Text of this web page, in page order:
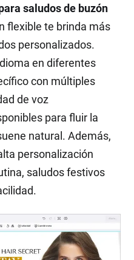
saludos de buzón
flexible te brinda más
personalizados.
en diferentes
con múltiples
de voz
para fluir la
natural. Además,
personalización
saludos festivos